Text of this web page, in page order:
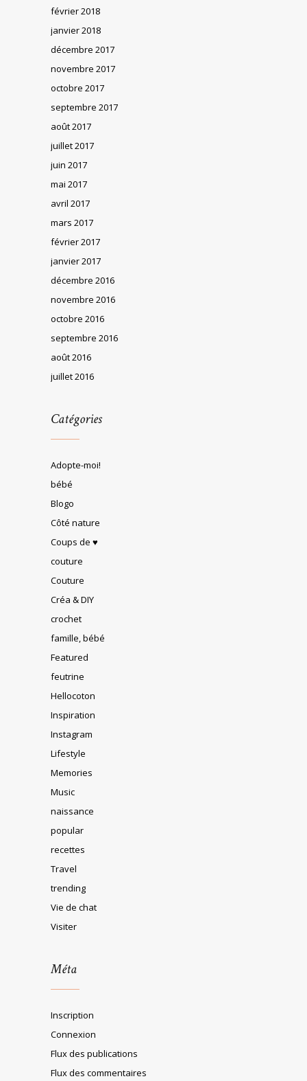
février 2018
janvier 2018
décembre 2017
novembre 2017
octobre 2017
septembre 2017
août 2017
juillet 2017
juin 2017
mai 2017
avril 2017
mars 2017
février 2017
janvier 2017
décembre 2016
novembre 2016
octobre 2016
septembre 2016
août 2016
juillet 2016
Catégories
Adopte-moi!
bébé
Blogo
Côté nature
Coups de ♥
couture
Couture
Créa & DIY
crochet
famille, bébé
Featured
feutrine
Hellocoton
Inspiration
Instagram
Lifestyle
Memories
Music
naissance
popular
recettes
Travel
trending
Vie de chat
Visiter
Méta
Inscription
Connexion
Flux des publications
Flux des commentaires